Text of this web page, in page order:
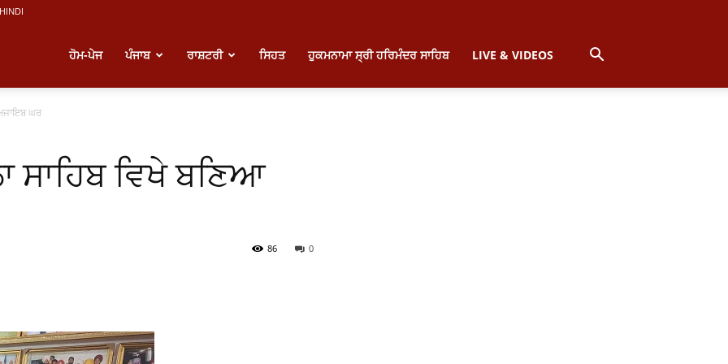
HINDI
ਹੋਮ-ਪੇਜ ਪੰਜਾਬ ਰਾਸ਼ਟਰੀ ਸਿਹਤ ਹੁਕਮਨਾਮਾ ਸ੍ਰੀ ਹਰਿਮੰਦਰ ਸਾਹਿਬ LIVE & VIDEOS
ਘਰ
ਸਾਹਿਬ ਵਿਖੇ ਬਣਿਆ
0
86